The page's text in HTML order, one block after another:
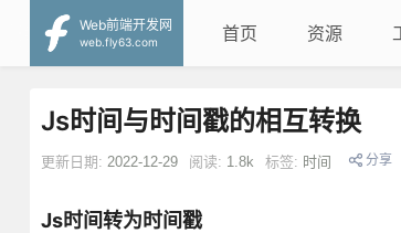
Web前端开发网
web.fly63.com
首页 资源
Js时间与时间戳的相互转换
更新日期: 2022-12-29 阅读: 1.8k 标签: 时间 分享
Js时间转为时间戳